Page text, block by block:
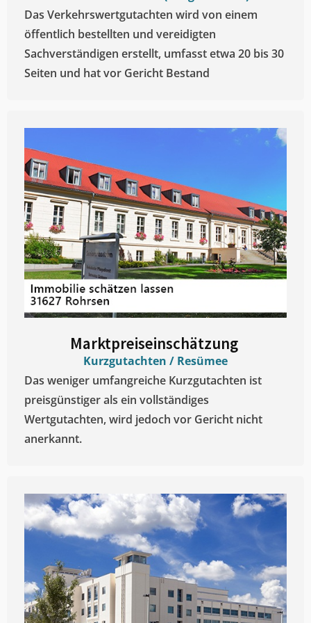
Das Verkehrswertgutachten wird von einem
öffentlich bestellten und vereidigten
Sachverständigen erstellt, umfasst etwa 20 bis 30
Seiten und hat vor Gericht Bestand
Marktpreiseinschätzung ​
Kurzgutachten / Resümee
Das weniger umfangreiche Kurzgutachten ist
preisgünstiger als ein vollständiges
Wertgutachten, wird jedoch vor Gericht nicht
anerkannt.